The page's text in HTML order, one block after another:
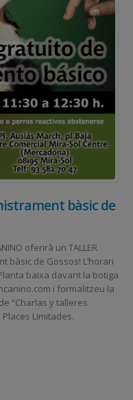
bàsic de
oferirà un TALLER
bàsic de Gossos! L’horari
baixa davant la botiga
i formalitzeu la
“Charlas y talleres
Limitades.